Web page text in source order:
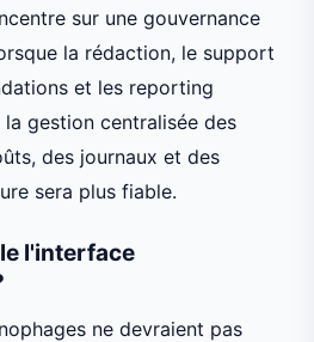
sur une gouvernance
la rédaction, le support
et les reporting
la gestion centralisée des
des journaux et des
sera plus fiable.
l'interface
ne devraient pas